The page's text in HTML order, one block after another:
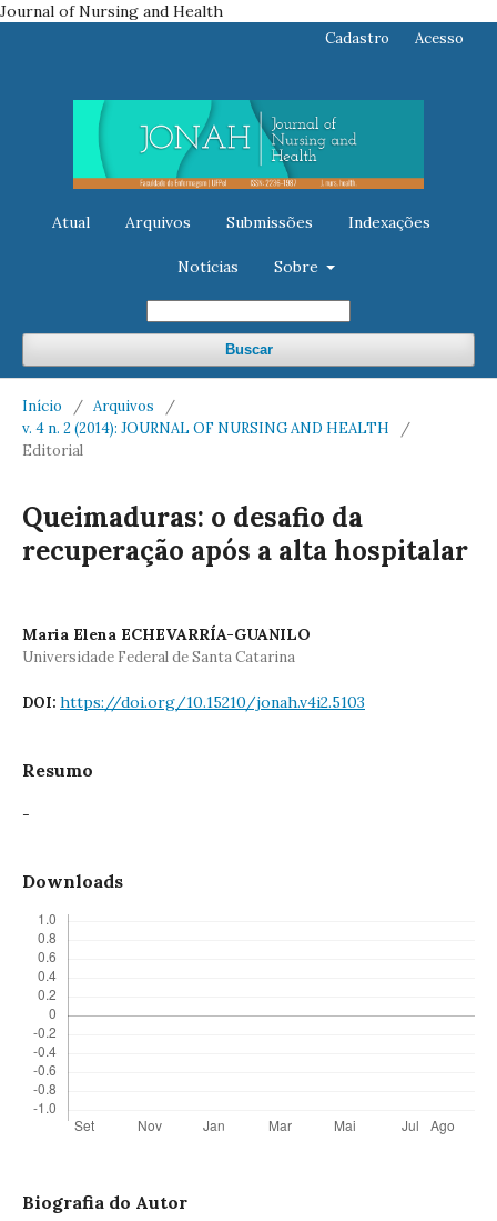
Journal of Nursing and Health
Atual Arquivos Submissões Indexações
Notícias Sobre
Buscar
Cadastro Acesso
Início / Arquivos
/
v. 4 n. 2 (2014): JOURNAL OF NURSING AND HEALTH
/
Editorial
Queimaduras: o desafio da
recuperação após a alta hospitalar
Maria Elena ECHEVARRÍA-GUANILO
Universidade Federal de Santa Catarina
DOI: https://doi.org/10.15210/jonah.v4i2.5103
Resumo
-
Downloads
Biografia do Autor